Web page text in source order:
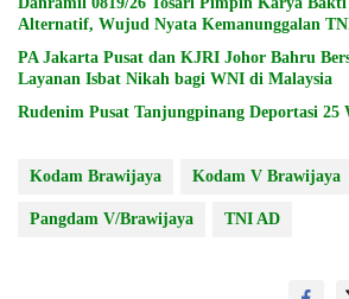
Alternatif, Wujud Nyata Kemanunggalan
PA Jakarta Pusat dan KJRI Johor Bahru
Layanan Isbat Nikah bagi WNI di Malaysia
Rudenim Pusat Tanjungpinang Deportasi 25
Kodam Brawijaya Kodam V Brawijaya
Pangdam V/Brawijaya TNI AD